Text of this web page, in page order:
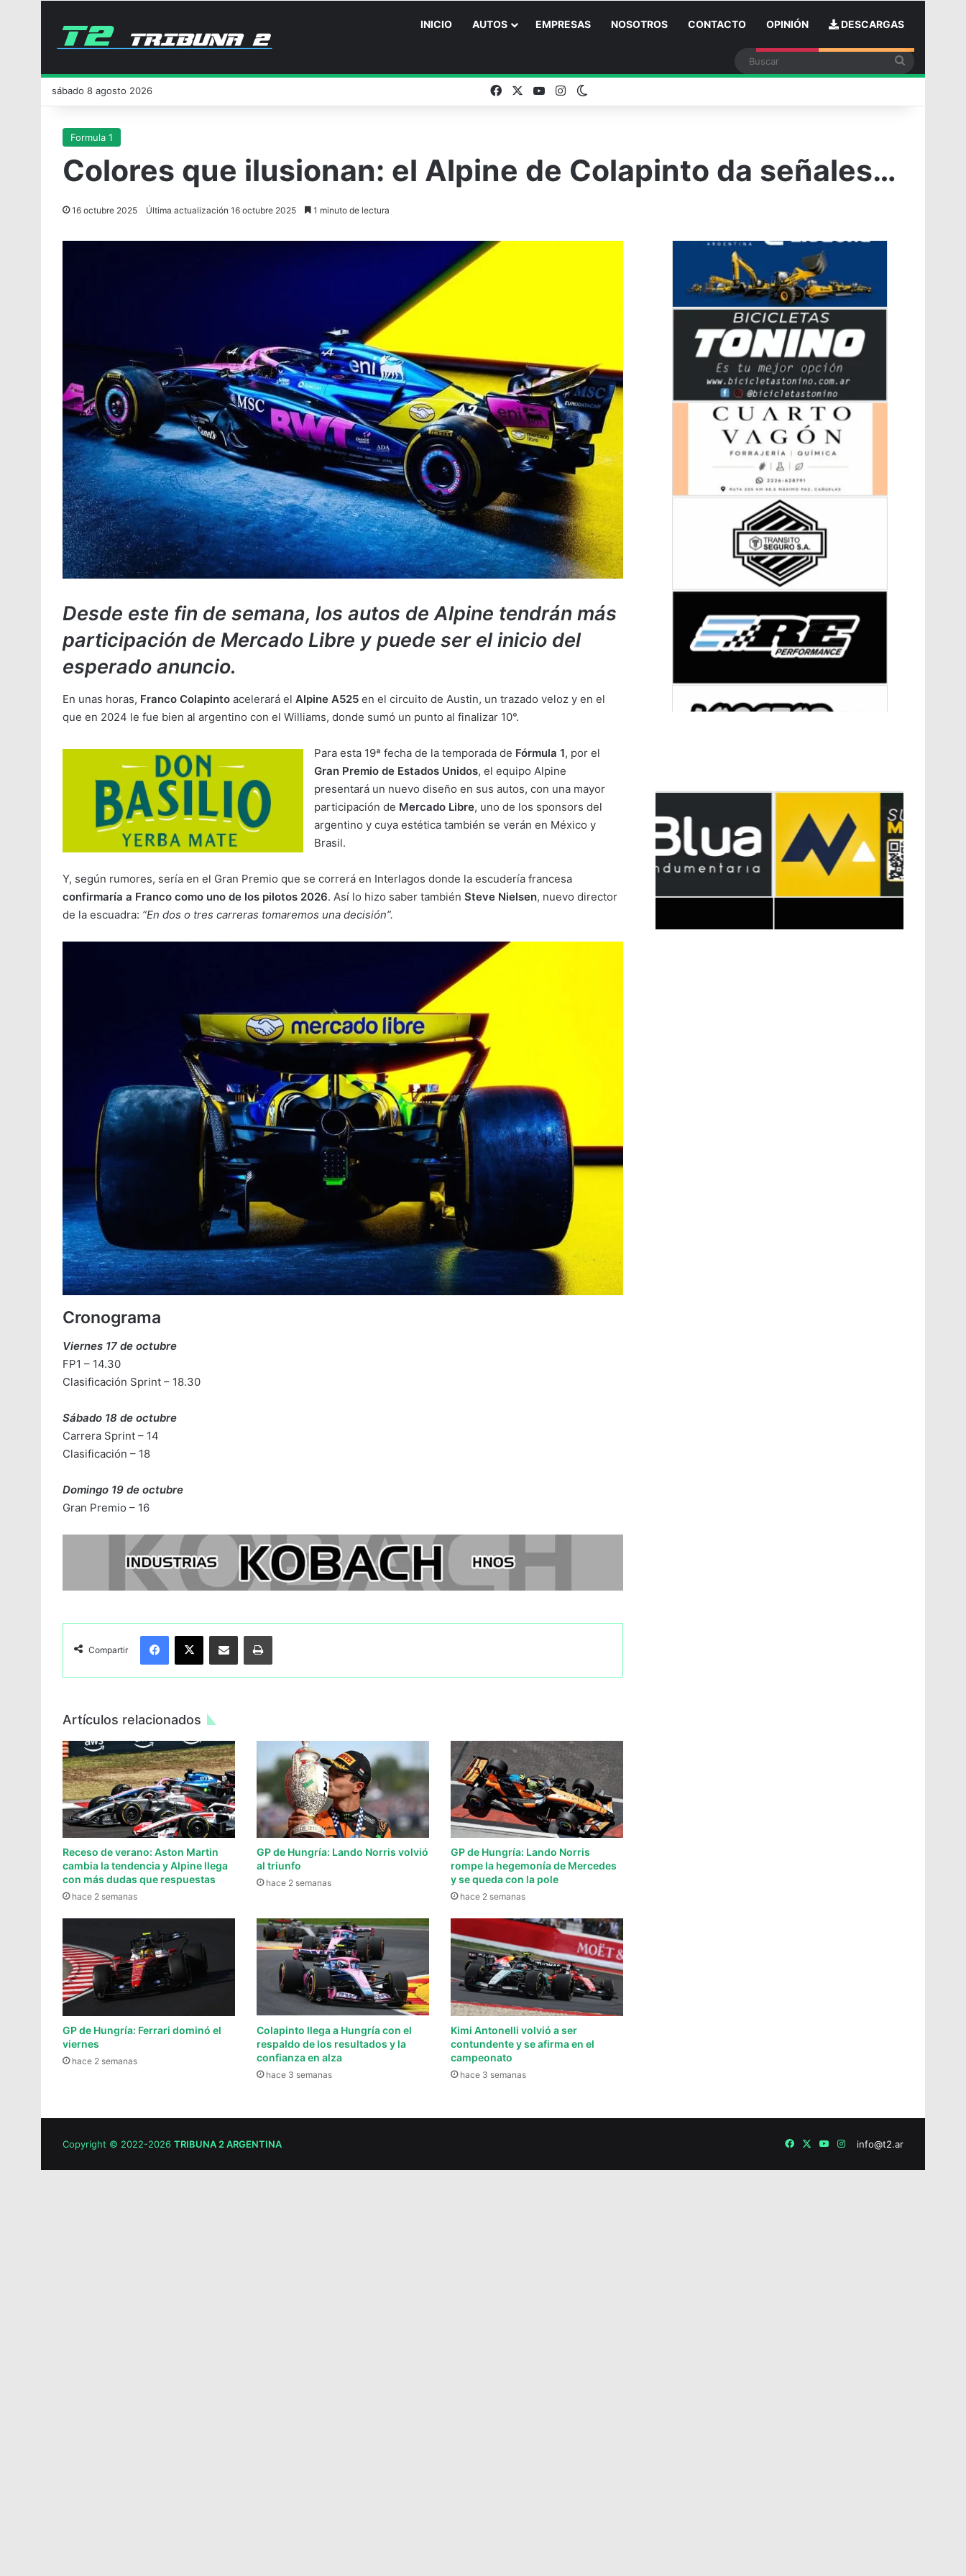
INICIO AUTOS EMPRESAS NOSOTROS CONTACTO OPINIÓN DESCARGAS
sábado 8 agosto 2026 FacebookYouTubeInstagramSwitch skin
Formula 1
Colores que ilusionan: el Alpine de Colapinto da señales…
16 octubre 2025 Última actualización 16 octubre 2025 1 minuto de lectura
Desde este fin de semana, los autos de Alpine tendrán más
participación de Mercado Libre y puede ser el inicio del
esperado anuncio.
En unas horas, Franco Colapinto acelerará el Alpine A525 en el circuito de Austin, un trazado veloz y en el
que en 2024 le fue bien al argentino con el Williams, donde sumó un punto al finalizar 10°.
Para esta 19ª fecha de la temporada de Fórmula 1, por el
Gran Premio de Estados Unidos, el equipo Alpine
presentará un nuevo diseño en sus autos, con una mayor
participación de Mercado Libre, uno de los sponsors del
argentino y cuya estética también se verán en México y
Brasil.
Y, según rumores, sería en el Gran Premio que se correrá en Interlagos donde la escudería francesa
confirmaría a Franco como uno de los pilotos 2026. Así lo hizo saber también Steve Nielsen, nuevo director
de la escuadra: “En dos o tres carreras tomaremos una decisión”.
Cronograma
Viernes 17 de octubre
FP1 – 14.30
Clasificación Sprint – 18.30
Sábado 18 de octubre
Carrera Sprint – 14
Clasificación – 18
Domingo 19 de octubre
Gran Premio – 16
Compartir
Facebook
X Compartir por Email Imprimir
Artículos relacionados
Receso de verano: Aston Martin
cambia la tendencia y Alpine llega
con más dudas que respuestas
hace 2 semanas
GP de Hungría: Lando Norris volvió
al triunfo
hace 2 semanas
GP de Hungría: Lando Norris
rompe la hegemonía de Mercedes
y se queda con la pole
hace 2 semanas
GP de Hungría: Ferrari dominó el
viernes
hace 2 semanas
Colapinto llega a Hungría con el
respaldo de los resultados y la
confianza en alza
hace 3 semanas
Kimi Antonelli volvió a ser
contundente y se afirma en el
campeonato
hace 3 semanas
Copyright © 2022-2026 TRIBUNA 2 ARGENTINA info@t2.ar
Facebook
X YouTube
Instagram